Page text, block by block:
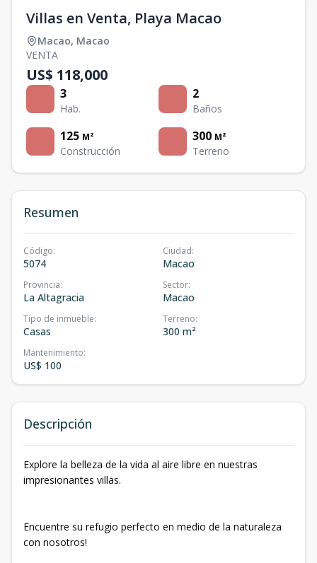
Villas en Venta, Playa Macao
Macao, Macao
VENTA
US$ 118,000
3
Hab.
2
Baños
125 M²
Construcción
300 M²
Terreno
Resumen
Código:
5074
Ciudad:
Macao
Provincia:
La Altagracia
Sector:
Macao
Tipo de inmueble:
Casas
Terreno:
300 m²
Mantenimiento:
US$ 100
Descripción
Explore la belleza de la vida al aire libre en nuestras
impresionantes villas.
Encuentre su refugio perfecto en medio de la naturaleza
con nosotros!